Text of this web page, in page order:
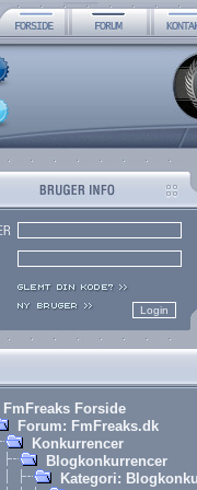
FmFreaks Forside
Forum: FmFreaks.dk
Konkurrencer
Blogkonkurrencer
Kategori: